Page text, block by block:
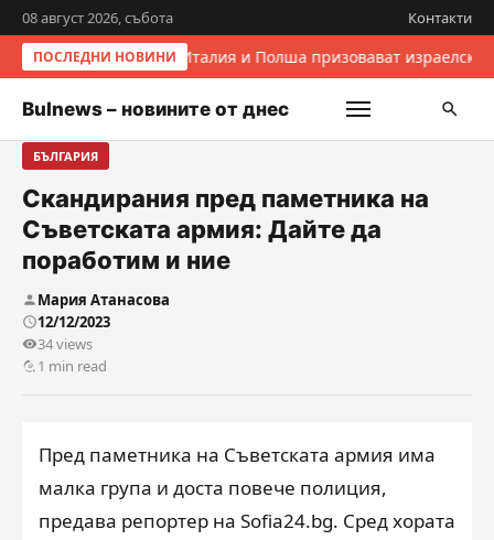
08 август 2026, събота Контакти
ПОСЛЕДНИ НОВИНИ Италия и Полша призовават
Bulnews – новините от днес
БЪЛГАРИЯ
Скандирания пред паметника на
Съветската армия: Дайте да
поработим и ние
Мария Атанасова
12/12/2023
34 views
1 min read
Пред паметника на Съветската армия има
малка група и доста повече полиция,
предава репортер на Sofia24.bg. Сред хората